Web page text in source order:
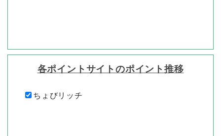
各ポイントサイトのポイント推移
ちょびリッチ